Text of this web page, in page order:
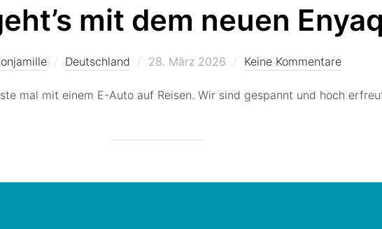
mit dem neuen Enyaq
Deutschland
Veröffentlicht
28. März 2026 Keine Kommentare
mal mit einem E-Auto auf Reisen. Wir sind gespannt und hoch